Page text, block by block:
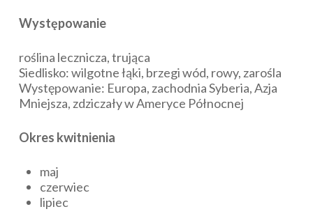
Występowanie
roślina lecznicza, trująca
Siedlisko: wilgotne łąki, brzegi wód, rowy, zarośla
Występowanie: Europa, zachodnia Syberia, Azja
Mniejsza, zdziczały w Ameryce Północnej
Okres kwitnienia
maj
czerwiec
lipiec